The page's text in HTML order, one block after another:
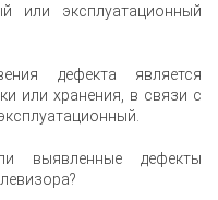
или эксплуатационный
дефекта является
или хранения, в связи с
выявленные дефекты